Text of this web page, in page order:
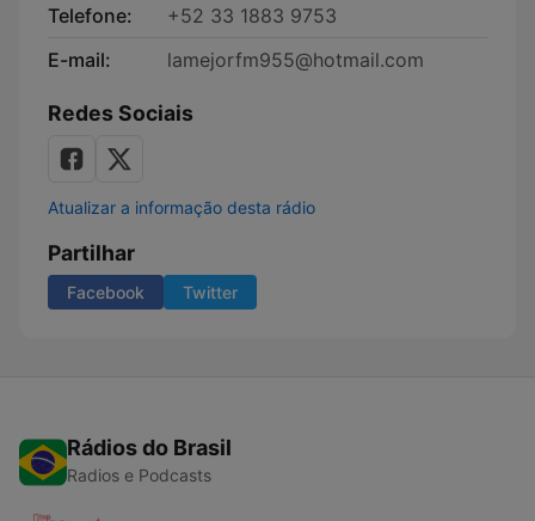
Telefone:
+52 33 1883 9753
E-mail:
lamejorfm955@hotmail.com
Redes Sociais
Atualizar a informação desta rádio
Partilhar
Facebook Twitter
Rádios do Brasil
Radios e Podcasts